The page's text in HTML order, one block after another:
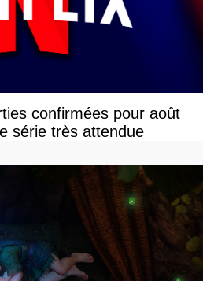
confirmées pour août
série très attendue